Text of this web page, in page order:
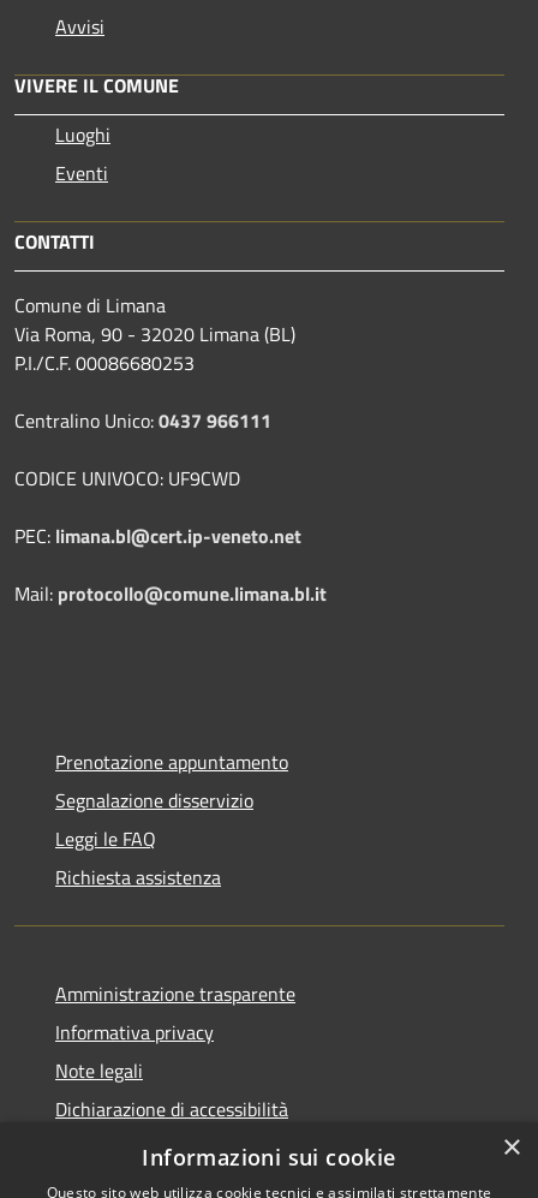
Avvisi
VIVERE IL COMUNE
Luoghi
Eventi
CONTATTI
Comune di Limana
Via Roma, 90 - 32020 Limana (BL)
P.I./C.F. 00086680253
Centralino Unico:0437 966111
CODICE UNIVOCO: UF9CWD
PEC: limana.bl@cert.ip-veneto.net
Mail: protocollo@comune.limana.bl.it
Prenotazione appuntamento
Segnalazione disservizio
Leggi le FAQ
Richiesta assistenza
Amministrazione trasparente
Informativa privacy
Note legali
Dichiarazione di accessibilità
Moduli Privacy Amministrazione trasparente
×
Informazioni sui cookie
Questo sito web utilizza cookie tecnici e assimilati strettamente